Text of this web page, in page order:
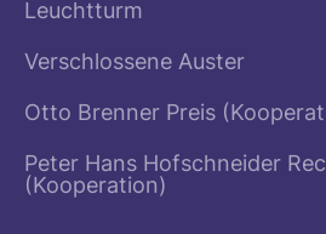
Leuchtturm
Verschlossene Auster
Otto Brenner Preis
Peter Hans Hofschneider
(Kooperation)